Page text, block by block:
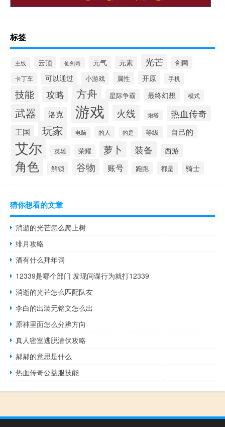
标签
主线 云顶 仙剑奇 元气 元素 光芒 剑网
卡丁车 可以通过 小游戏 属性 开原 手机
技能 攻略 方舟 星际争霸 最终幻想 模式
武器 洛克 游戏 火线 炮塔 热血传奇
王国 玩家 电脑 的人 的是 等级 自己的
艾尔 英雄 荣耀 萝卜 装备 西游
角色 解锁 谷物 账号 跑跑 都是 骑士
猜你想看的文章
消逝的光芒怎么爬上树
绯月攻略
酒有什么拜年词
12339是哪个部门 发现间谍行为就打12339
消逝的光芒怎么匹配队友
李白的出装无铭文怎么出
原神里面怎么分辨方向
真人密室逃脱潜伏攻略
郝郝的意思是什么
热血传奇公益服技能